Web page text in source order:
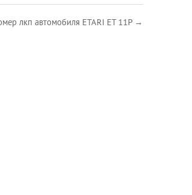
лкп автомобиля ETARI ET 11P →